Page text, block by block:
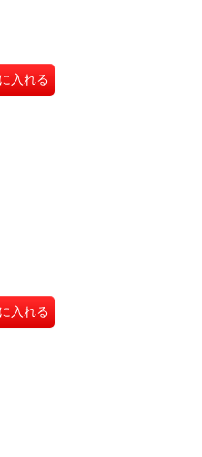
入れる
入れる